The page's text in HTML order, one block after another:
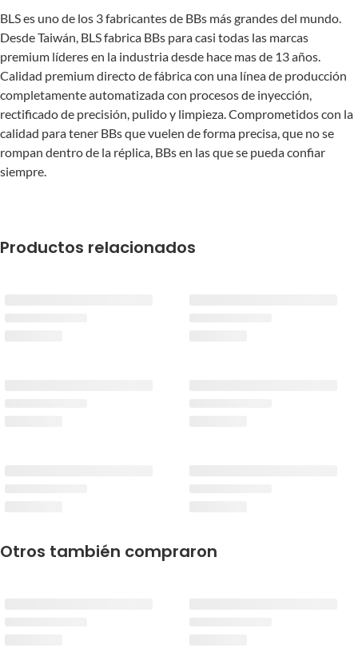
BLS es uno de los 3 fabricantes de BBs más grandes del mundo.
Desde Taiwán, BLS fabrica BBs para casi todas las marcas
premium líderes en la industria desde hace mas de 13 años.
Calidad premium directo de fábrica con una línea de producción
completamente automatizada con procesos de inyección,
rectificado de precisión, pulido y limpieza. Comprometidos con la
calidad para tener BBs que vuelen de forma precisa, que no se
rompan dentro de la réplica, BBs en las que se pueda confiar
siempre.
Productos relacionados
Otros también compraron